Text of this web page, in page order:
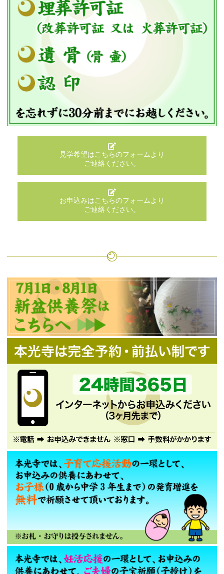
見学希望はこちらのフォームより
ご連絡ください。
お申込みはこちらのフォームより
ご連絡ください。